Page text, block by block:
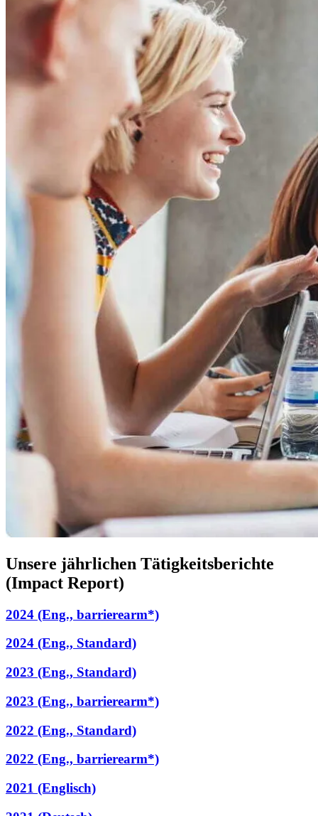
Unsere jährlichen Tätigkeitsberichte
(Impact Report)
2024 (Eng., barrierearm*)
2024 (Eng., Standard)
2023 (Eng., Standard)
2023 (Eng., barrierearm*)
2022 (Eng., Standard)
2022 (Eng., barrierearm*)
2021 (Englisch)